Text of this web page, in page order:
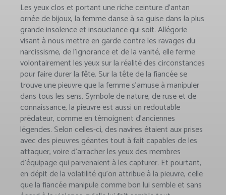
Les yeux clos et portant une riche ceinture d’antan
ornée de bijoux, la femme danse à sa guise dans la plus
grande insolence et insouciance qui soit. Allégorie
visant à nous mettre en garde contre les ravages du
narcissisme, de l’ignorance et de la vanité, elle ferme
volontairement les yeux sur la réalité des circonstances
pour faire durer la fête. Sur la tête de la fiancée se
trouve une pieuvre que la femme s’amuse à manipuler
dans tous les sens. Symbole de nature, de ruse et de
connaissance, la pieuvre est aussi un redoutable
prédateur, comme en témoignent d’anciennes
légendes. Selon celles-ci, des navires étaient aux prises
avec des pieuvres géantes tout à fait capables de les
attaquer, voire d’arracher les yeux des membres
d’équipage qui parvenaient à les capturer. Et pourtant,
en dépit de la volatilité qu’on attribue à la pieuvre, celle
que la fiancée manipule comme bon lui semble et sans